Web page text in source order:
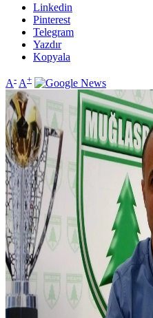
Linkedin
Pinterest
Telegram
Yazdır
Kopyala
A- A+